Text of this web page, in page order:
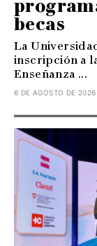
becas
La
inscripción a
Enseñanza ...
6 DE AGOSTO DE 2026